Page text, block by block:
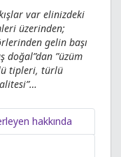
var elinizdeki
üzerinden;
gelin başı
doğal”dan ”üzüm
tipleri, türlü
hakkında